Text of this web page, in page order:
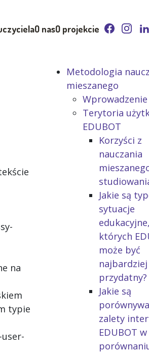
O nasO projekcie
na
typie
Metodologia
mieszanego
Wprowadzenie
Terytoria
EDUBOT
Korzyści z
nauczania
Jakie są
sytuacje
których
może być
najbardziej
przydatny?
Jakie są
zalety
EDUBOT w